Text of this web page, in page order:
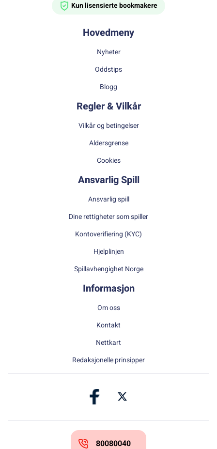
Kun lisensierte bookmakere
Hovedmeny
Nyheter
Oddstips
Blogg
Regler & Vilkår
Vilkår og betingelser
Aldersgrense
Cookies
Ansvarlig Spill
Ansvarlig spill
Dine rettigheter som spiller
Kontoverifiering (KYC)
Hjelplinjen
Spillavhengighet Norge
Informasjon
Om oss
Kontakt
Nettkart
Redaksjonelle prinsipper
80080040